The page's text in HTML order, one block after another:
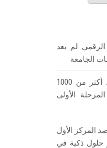
لم يعد
الجامعة
معامل التنسيق الإلكتروني تستقبل أكثر من 1000
الأولى
المركز الأول
حلول ذكية في